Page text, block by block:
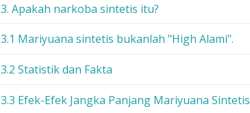
3. Apakah narkoba sintetis itu?
3.1 Mariyuana sintetis bukanlah "High Alami".
3.2 Statistik dan Fakta
3.3 Efek-Efek Jangka Panjang Mariyuana Sintetis